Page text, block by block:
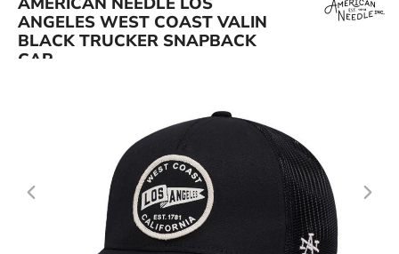
ANGELES WEST COAST VALIN
BLACK TRUCKER SNAPBACK
CAP
Bildergalerie überspringen